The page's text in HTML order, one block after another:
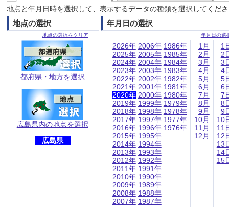
地点と年月日時を選択して、表示するデータの種類を選択してくだ
地点の選択
地点の選択をクリア
都府県・地方を選択
広島県内の地点を選択
広島県
年月日の選択
年月日の選
2026年
2025年
2024年
2023年
2022年
2021年
2020年
2019年
2018年
2017年
2016年
2015年
2014年
2013年
2012年
2011年
2010年
2009年
2008年
2007年
2006年
2005年
2004年
2003年
2002年
2001年
2000年
1999年
1998年
1997年
1996年
1995年
1994年
1993年
1992年
1991年
1990年
1989年
1988年
1987年
1986年
1985年
1984年
1983年
1982年
1981年
1980年
1979年
1978年
1977年
1976年
1月
2月
3月
4月
5月
6月
7月
8月
9月
10月
11月
12月
1
2
3
4
5
6
7
8
9
10
11
12
13
14
15